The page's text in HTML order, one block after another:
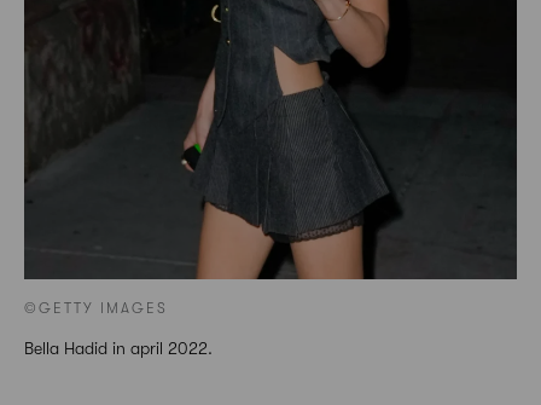
©GETTY IMAGES
Bella Hadid in april 2022.